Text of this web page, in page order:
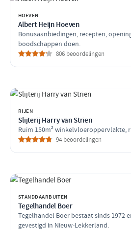
HOEVEN
Albert Heijn Hoeven
Bonusaanbiedingen, recepten,
boodschappen doen.
806 beoordelingen
RIJEN
Slijterij Harry van Strien
Ruim 150m² winkelvloeroppervlakte,
94 beoordelingen
STANDDAARBUITEN
Tegelhandel Boer
Tegelhandel Boer bestaat sinds 1972
gevestigd in Nieuw-Lekkerland.